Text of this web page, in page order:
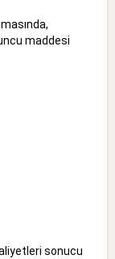
maddesi
sonucu